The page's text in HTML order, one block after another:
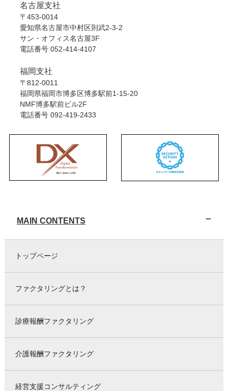
名古屋支社
〒453-0014
愛知県名古屋市中村区則武2-3-2
サン・オフィス名古屋3F
電話番号 052-414-4107
福岡支社
〒812-0011
福岡県福岡市博多区博多駅前1-15-20
NMF博多駅前ビル2F
電話番号 092-419-2433
MAIN CONTENTS
トップページ
ファクタリングとは？
診療報酬ファクタリング
介護報酬ファクタリング
経営支援コンサルティング